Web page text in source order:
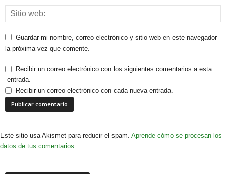
Guardar mi nombre, correo electrónico y sitio web en este navegador
la próxima vez que comente.
Recibir un correo electrónico con los siguientes comentarios a esta
entrada.
Recibir un correo electrónico con cada nueva entrada.
Este sitio usa Akismet para reducir el spam. Aprende cómo se procesan los
datos de tus comentarios.